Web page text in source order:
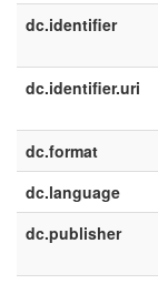
dc.identifier
dc.identifier.uri
dc.format
dc.language
dc.publisher